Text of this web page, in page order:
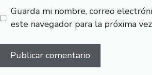
Guarda mi nombre, correo
este navegador para la próxima